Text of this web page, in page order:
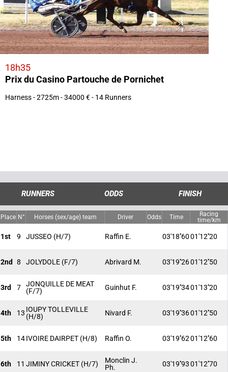
18h35
Prix du Casino Partouche de Pornichet
Harness - 2725m - 34000 € - 14 Runners
RUNNERS ODDS FINISH
Place N° Horses (sex/age) team Driver Odds Time
Racing
time/km
1st 9 JUSSEO (H/7) Raffin E. 03'18''6001'12''20
2nd 8 JOLYDOLE (F/7) Abrivard M. 03'19''2601'12''50
3rd 7
JONQUILLE DE MEAT
(F/7)
Guinhut F. 03'19''3401'13''20
4th 13 IOUPY TOLLEVILLE
(H/8)
Nivard F. 03'19''3601'12''50
5th 14IVOIRE DAIRPET (H/8) Raffin O. 03'19''6201'12''60
6th 11 JIMINY CRICKET (H/7)
Monclin J.
Ph.
03'19''9301'12''70